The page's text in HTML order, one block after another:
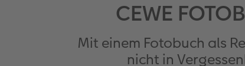
CEWE
Mit einem Fotobuch als
nicht in